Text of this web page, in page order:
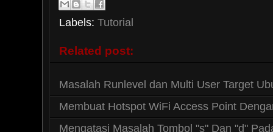
Labels: Tutorial
Related post:
Masalah Runlevel dan Multi User Target
Membuat Hotspot WiFi Access Point
Mengatasi Masalah Tombol "s" Dan "d"